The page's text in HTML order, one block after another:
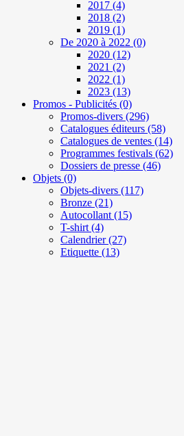
2017 (4)
2018 (2)
2019 (1)
De 2020 à 2022 (0)
2020 (12)
2021 (2)
2022 (1)
2023 (13)
Promos - Publicités (0)
Promos-divers (296)
Catalogues éditeurs (58)
Catalogues de ventes (14)
Programmes festivals (62)
Dossiers de presse (46)
Objets (0)
Objets-divers (117)
Bronze (21)
Autocollant (15)
T-shirt (4)
Calendrier(27)
Etiquette (13)